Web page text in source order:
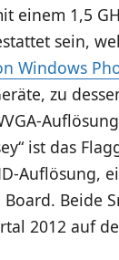
einem 1,5
sein,
Windows
zu
ist das
Auflösung,
Board. Beide
2012 auf